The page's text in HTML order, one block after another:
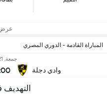
عرض
المباراة القادمة - الدوري المصري
وادي دجلة
جمعة, 21 أغسطس